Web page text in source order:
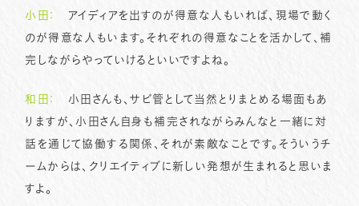
小田：
アイディアを出すのが得意な人もいれば、現場で動く
のが得意な人もいます。それぞれの得意なことを活かして、補
完しながらやっていけるといいですよね。
和田：
小田さんも、サビ管として当然とりまとめる場面もあ
りますが、小田さん自身も補完されながらみんなと一緒に対
話を通じて協働する関係、それが素敵なことです。そういうチ
ームからは、クリエイティブに新しい発想が生まれると思いま
すよ。